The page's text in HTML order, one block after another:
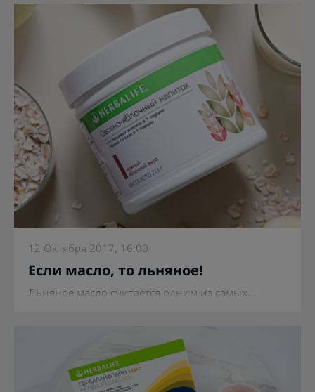
12 Октября 2017, 16:00
Если масло, то льняное!
Льняное масло считается одним из самых...